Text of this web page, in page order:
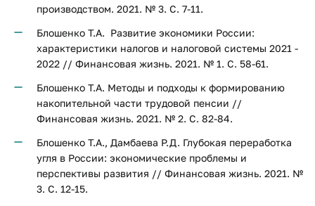
производством. 2021. № 3. С. 7-11.
Блошенко Т.А. Развитие экономики России:
характеристики налогов и налоговой системы 2021 -
2022 // Финансовая жизнь. 2021. № 1. С. 58-61.
Блошенко Т.А. Методы и подходы к формированию
накопительной части трудовой пенсии //
Финансовая жизнь. 2021. № 2. С. 82-84.
Блошенко Т.А., Дамбаева Р.Д. Глубокая переработка
угля в России: экономические проблемы и
перспективы развития // Финансовая жизнь. 2021. №
3. С. 12-15.